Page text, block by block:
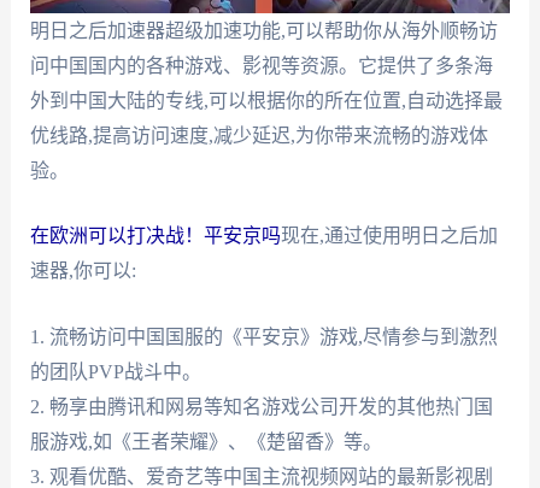
明日之后加速器超级加速功能,可以帮助你从海外顺畅访
问中国国内的各种游戏、影视等资源。它提供了多条海
外到中国大陆的专线,可以根据你的所在位置,自动选择最
优线路,提高访问速度,减少延迟,为你带来流畅的游戏体
验。
在欧洲可以打决战！平安京吗现在,通过使用明日之后加
速器,你可以:
1. 流畅访问中国国服的《平安京》游戏,尽情参与到激烈
的团队PVP战斗中。
2. 畅享由腾讯和网易等知名游戏公司开发的其他热门国
服游戏,如《王者荣耀》、《楚留香》等。
3. 观看优酷、爱奇艺等中国主流视频网站的最新影视剧